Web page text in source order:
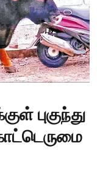
புகுந்து